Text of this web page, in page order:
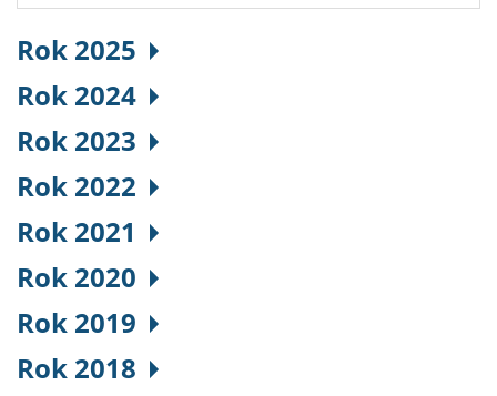
Rok 2025
Rok 2024
Rok 2023
Rok 2022
Rok 2021
Rok 2020
Rok 2019
Rok 2018